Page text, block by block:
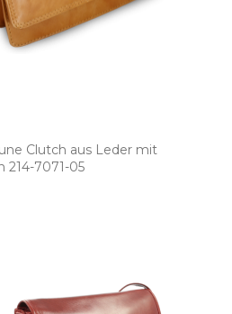
Clutch aus Leder mit
214­-7071­-05